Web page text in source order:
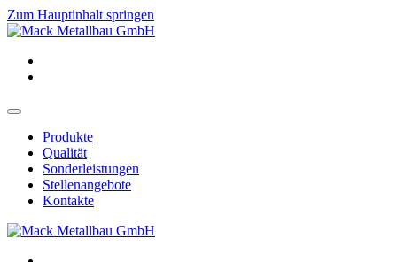
Zum Hauptinhalt springen
Produkte
Qualität
Sonderleistungen
Stellenangebote
Kontakte